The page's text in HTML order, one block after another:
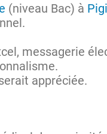
(niveau Bac) à
messagerie
appréciée.